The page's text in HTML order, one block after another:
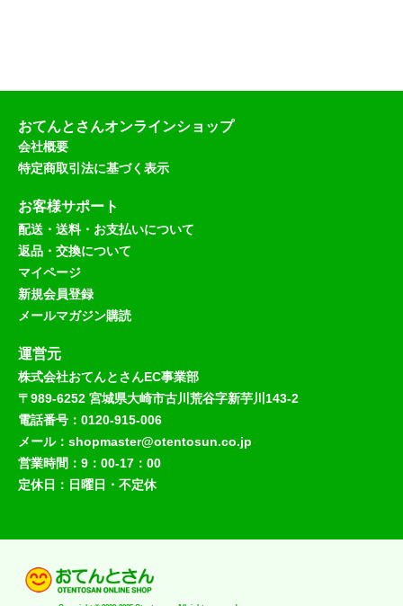
おてんとさんオンラインショップ
会社概要
特定商取引法に基づく表示
お客様サポート
配送・送料・お支払いについて
返品・交換について
マイページ
新規会員登録
メールマガジン購読
運営元
株式会社おてんとさんEC事業部
〒989-6252 宮城県大崎市古川荒谷字新芋川143-2
電話番号：0120-915-006
メール：shopmaster@otentosun.co.jp
営業時間：9：00-17：00
定休日：日曜日・不定休